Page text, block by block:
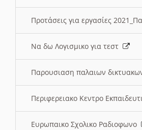
Προτάσεις για εργασίες
Να δω Λογισμικο για τεστ
Παρουσιαση παλαιων
Περιφερειακο Κεντρο
Ευρωπαικο Σχολικο Ραδιοφωνο